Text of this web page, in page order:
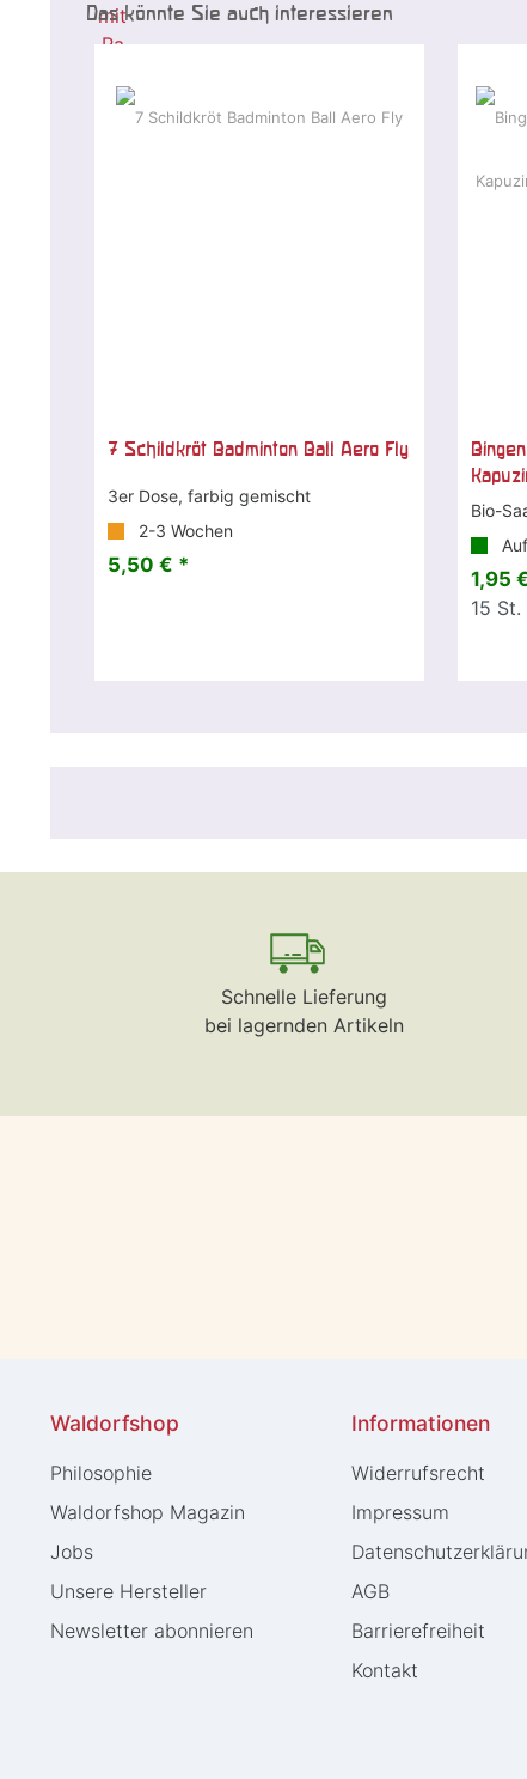
Das könnte Sie auch interessieren
7 Schildkröt Badminton Ball Aero Fly
3er Dose, farbig gemischt
2-3 Wochen
5,50 € *
Bio-
1,95
15 St.
Schnelle Lieferung
bei lagernden Artikeln
Waldorfshop
Philosophie
Waldorfshop Magazin
Jobs
Unsere Hersteller
Newsletter abonnieren
Informationen
Widerrufs­recht
Impressum
AGB
Barrierefreiheit
Kontakt